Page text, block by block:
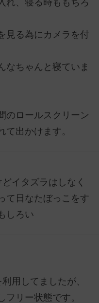
れ、寝る時ももちろ
見る為にカメラを付
なちゃんと寝ていま
のロールスクリーン
て出かけます。
イタズラはしなく
て日なたぼっこをす
しろい
用してましたが、
フリー状態です。